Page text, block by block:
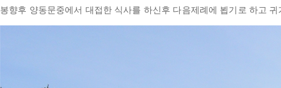
봉향후 양동문중에서 대접한 식사를 하신후 다음제례에 뵙기로 하고